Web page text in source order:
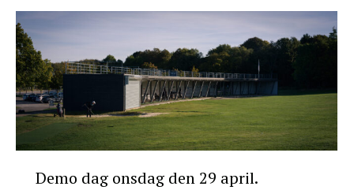
Demo dag onsdag den 29 april.